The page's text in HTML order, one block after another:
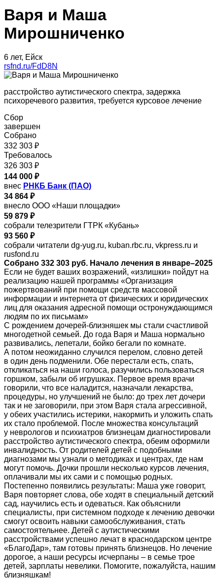
Варя и Маша
Мирошниченко
6 лет, Ейск
rsfnd.ru/FdD8N
расстройство аутистического спектра, задержка
психоречевого развития, требуется курсовое лечение
Сбор
завершен
Собрано
332 303 ₽
Требовалось
326 303 ₽
144 000 ₽
внес РНКБ Банк (ПАО)
34 864 ₽
внесло ООО «Наши площадки»
59 879 ₽
собрали телезрители ГТРК «Кубань»
93 560 ₽
собрали читатели dg-yug.ru, kuban.rbc.ru, vkpress.ru и
rusfond.ru
Собрано 332 303 руб. Начало лечения в январе–2025
Если не будет ваших возражений, «излишки» пойдут на
реализацию нашей программы «Организация
пожертвований при помощи средств массовой
информации и интернета от физических и юридических
лиц для оказания адресной помощи остронуждающимся
людям по их письмам»
С рождением дочерей-близняшек мы стали счастливой
многодетной семьей. До года Варя и Маша нормально
развивались, лепетали, бойко бегали по комнате.
А потом неожиданно случился перелом, словно детей
в один день подменили. Обе перестали есть, спать,
откликаться на наши голоса, разучились пользоваться
горшком, забыли об игрушках. Первое время врачи
говорили, что все наладится, назначали лекарства,
процедуры, но улучшений не было: до трех лет дочери
так и не заговорили, при этом Варя стала агрессивной,
у обеих участились истерики, накормить и уложить спать
их стало проблемой. После множества консультаций
у неврологов и психиатров близнецам диагностировали
расстройство аутистического спектра, обеим оформили
инвалидность. От родителей детей с подобными
диагнозами мы узнали о методиках и центрах, где нам
могут помочь. Дочки прошли несколько курсов лечения,
оплачивали мы их сами и с помощью родных.
Постепенно появились результаты: Маша уже говорит,
Варя повторяет слова, обе ходят в специальный детский
сад, научились есть и одеваться. Как объяснили
специалисты, при системном подходе к лечению девочки
смогут освоить навыки самообслуживания, стать
самостоятельнее. Детей с аутистическими
расстройствами успешно лечат в краснодарском центре
«БлагоДар», там готовы принять близнецов. Но лечение
дорогое, а наши ресурсы исчерпаны – в семье трое
детей, зарплаты невелики. Помогите, пожалуйста, нашим
близняшкам!